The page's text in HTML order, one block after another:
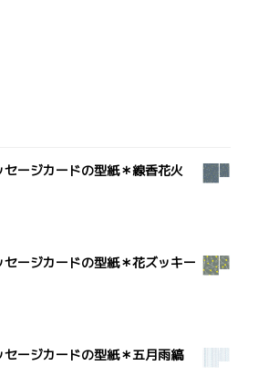
ージカードの型紙＊線香花火
ージカードの型紙＊花ズッキー
ージカードの型紙＊五月雨縞